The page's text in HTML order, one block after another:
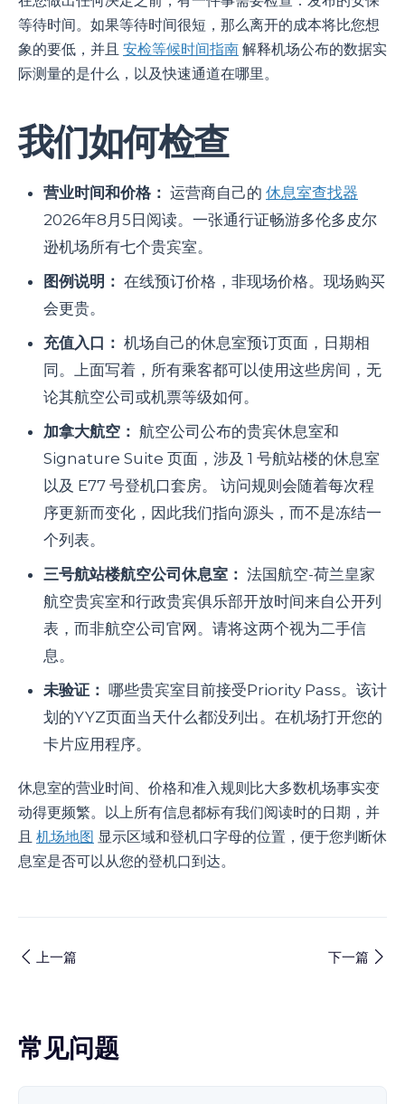
等待时间。如果等待时间很短，那么离开的成本将比您想
象的要低，并且 安检等候时间指南 解释机场公布的数据实
际测量的是什么，以及快速通道在哪里。
我们如何检查
营业时间和价格： 运营商自己的 休息室查找器
2026年8月5日阅读。一张通行证畅游多伦多皮尔
逊机场所有七个贵宾室。
图例说明： 在线预订价格，非现场价格。现场购买
会更贵。
充值入口： 机场自己的休息室预订页面，日期相
同。上面写着，所有乘客都可以使用这些房间，无
论其航空公司或机票等级如何。
加拿大航空： 航空公司公布的贵宾休息室和
Signature Suite 页面，涉及 1 号航站楼的休息室
以及 E77 号登机口套房。 访问规则会随着每次程
序更新而变化，因此我们指向源头，而不是冻结一
个列表。
三号航站楼航空公司休息室： 法国航空-荷兰皇家
航空贵宾室和行政贵宾俱乐部开放时间来自公开列
表，而非航空公司官网。请将这两个视为二手信
息。
未验证： 哪些贵宾室目前接受Priority Pass。该计
划的YYZ页面当天什么都没列出。在机场打开您的
卡片应用程序。
休息室的营业时间、价格和准入规则比大多数机场事实变
动得更频繁。以上所有信息都标有我们阅读时的日期，并
且 机场地图 显示区域和登机口字母的位置，便于您判断休
息室是否可以从您的登机口到达。
上一篇 下一篇
常见问题